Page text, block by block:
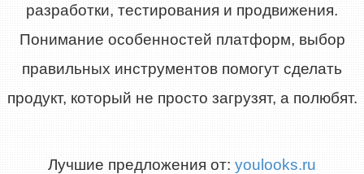
разработки, тестирования и продвижения.
Понимание особенностей платформ, выбор
правильных инструментов помогут сделать
продукт, который не просто загрузят, а полюбят.
Лучшие предложения от: youlooks.ru